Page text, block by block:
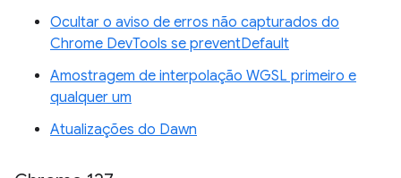
Ocultar o aviso de erros não capturados do
Chrome DevTools se preventDefault
Amostragem de interpolação WGSL primeiro e
qualquer um
Atualizações do Dawn